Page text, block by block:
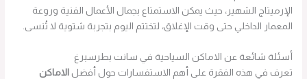
الإرميتاج الشهير، حيث يمكن الاستمتاع بجمال الأعمال الفنية وروعة
المعمار الداخلي حتى وقت الإغلاق، لتختتم اليوم بتجربة شتوية لا تُنسى.
أسئلة شائعة عن الاماكن السياحية في سانت بطرسبرغ
تعرف في هذه الفقرة على أهم الاستفسارات حول أفضل الاماكن